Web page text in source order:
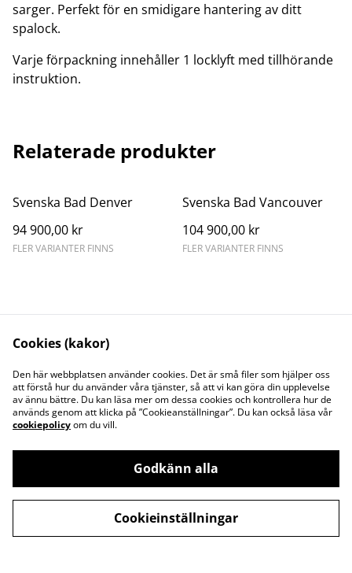
sarger. Perfekt för en smidigare hantering av ditt
spalock.
Varje förpackning innehåller 1 locklyft med tillhörande
instruktion.
Relaterade produkter
Svenska Bad Denver
94 900,00 kr
FLER VARIANTER FINNS
Svenska Bad Vancouver
104 900,00 kr
FLER VARIANTER FINNS
Water Lilly fettabsorbator
239,00 kr
CYA-test Photometer
Integritetspolicy
Cookiepolicy
Cookies (kakor)
Den här webbplatsen använder cookies. Det är små filer som hjälper oss
att förstå hur du använder våra tjänster, så att vi kan göra din upplevelse
av ännu bättre. Du kan läsa mer om dessa cookies och kontrollera hur de
används genom att klicka på ”Cookieanställningar”. Du kan också läsa vår
cookiepolicyom du vill.
Godkänn alla
Cookieinställningar